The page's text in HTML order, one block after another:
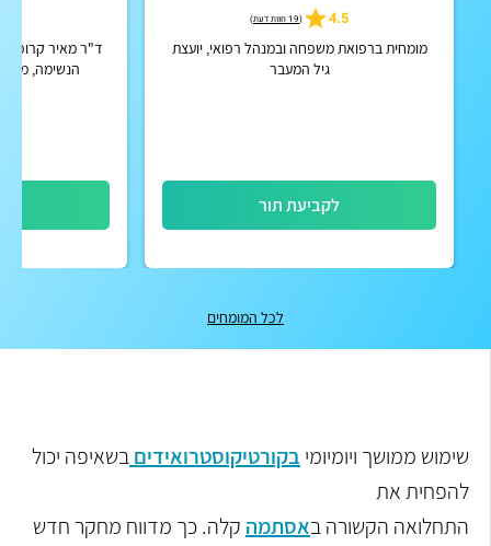
4.5
(19 חוות דעת )
מומחית ברפואת משפחה ובמנהל רפואי, יועצת
גיל המעבר
לקביעת תור
ד"ר מאיר
הנשימה,
לכל המומחים
שימוש ממושך ויומיומי בקורטיקוסטרואידיםבשאיפה יכול
להפחית את
התחלואה הקשורה באסתמה קלה. כך מדווח מחקר חדש